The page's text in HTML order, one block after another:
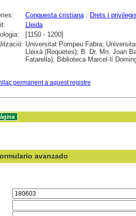
Conquesta cristiana; Drets i privilegis
Lleida
[1150 - 1200]
Universitat Pompeu Fabra;
Lleixà (Roquetes); B. Dr. Mn. Joan
Fatarella); Biblioteca Marcel·lí
permanent a aquest registre
avanzado